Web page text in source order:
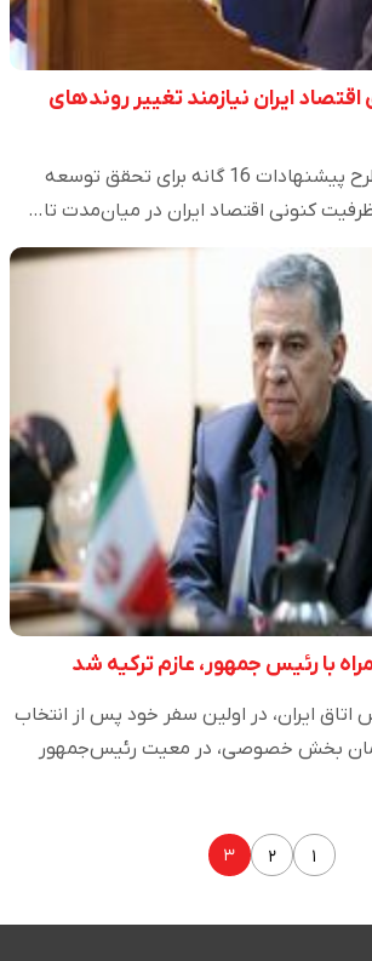
ایران نیازمند تغییر روندهای
رئیس اتاق ایران با طرح پیشنهادات 16 گانه برای تحقق توسعه
کنونی اقتصاد ایران در میان‌مدت تا…
با رئیس جمهور، عازم ترکیه شد
ایران، در اولین سفر خود پس از انتخاب
بخش خصوصی، در معیت رئیس‌جمهور
۱ ۲ ۳